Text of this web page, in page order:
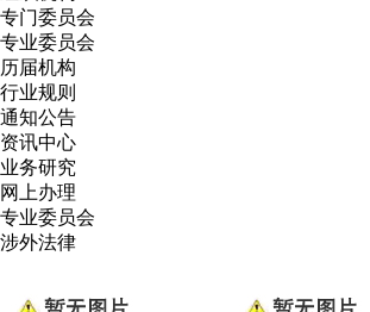
专门委员会
专业委员会
历届机构
行业规则
通知公告
资讯中心
业务研究
网上办理
专业委员会
涉外法律